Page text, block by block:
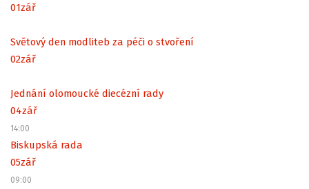
01zář
Světový den modliteb za péči o stvoření
02zář
Jednání olomoucké diecézní rady
04zář
14:00
Biskupská rada
05zář
09:00